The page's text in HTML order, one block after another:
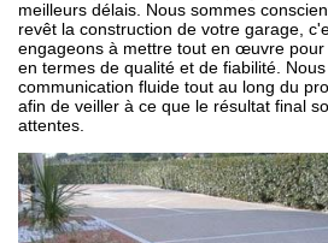
meilleurs délais. Nous sommes
revêt la construction de votre garage,
engageons à mettre tout en œuvre
en termes de qualité et de fiabilité.
communication fluide tout au long du
afin de veiller à ce que le résultat final
attentes.